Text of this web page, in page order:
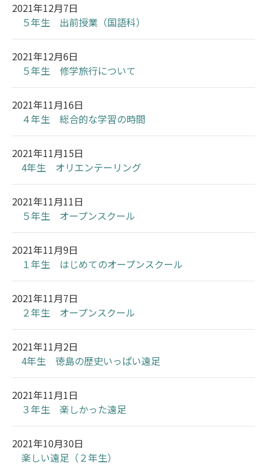
2021年12月7日
５年生 出前授業（国語科）
2021年12月6日
５年生 修学旅行について
2021年11月16日
４年生 総合的な学習の時間
2021年11月15日
4年生 オリエンテーリング
2021年11月11日
５年生 オープンスクール
2021年11月9日
１年生 はじめてのオープンスクール
2021年11月7日
２年生 オープンスクール
2021年11月2日
4年生 徳島の歴史いっぱい遠足
2021年11月1日
３年生 楽しかった遠足
2021年10月30日
楽しい遠足（２年生）